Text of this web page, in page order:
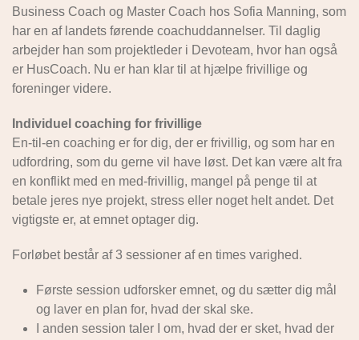
Business Coach og Master Coach hos Sofia Manning, som
har en af landets førende coachuddannelser. Til daglig
arbejder han som projektleder i Devoteam, hvor han også
er HusCoach. Nu er han klar til at hjælpe frivillige og
foreninger videre.
Individuel coaching for frivillige
En-til-en coaching er for dig, der er frivillig, og som har en
udfordring, som du gerne vil have løst. Det kan være alt fra
en konflikt med en med-frivillig, mangel på penge til at
betale jeres nye projekt, stress eller noget helt andet. Det
vigtigste er, at emnet optager dig.
Forløbet består af 3 sessioner af en times varighed.
Første session udforsker emnet, og du sætter dig mål
og laver en plan for, hvad der skal ske.
I anden session taler I om, hvad der er sket, hvad der